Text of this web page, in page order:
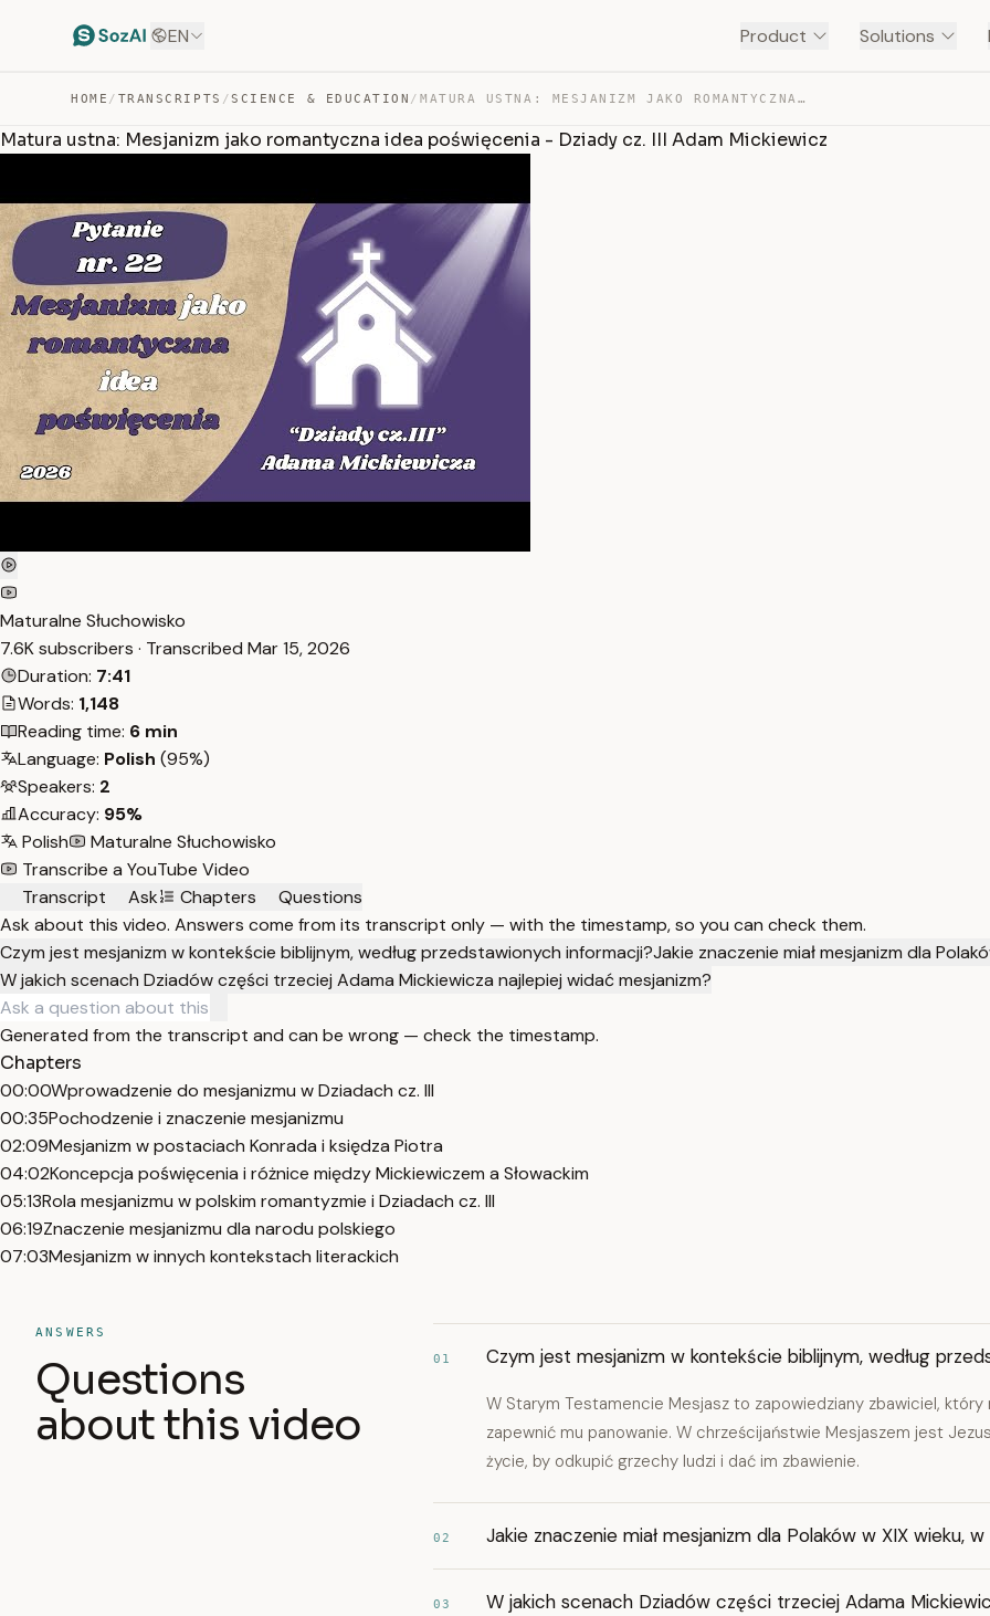
EN Product Solutions
HOME / TRANSCRIPTS /SCIENCE & EDUCATION / MATURA USTNA: MESJANIZM JAKO ROMANTYCZNA IDEA POŚWIĘCEN… — TRANSCRIPT
Matura ustna: Mesjanizm jako romantyczna idea poświęcenia - Dziady cz. III Adam Mickiewicz
Maturalne Słuchowisko
7.6K subscribers · Transcribed Mar 15, 2026
Duration: 7:41
Words: 1,148
Reading time: 6 min
Language: Polish (95%)
Speakers: 2
Accuracy: 95%
Polish
Maturalne Słuchowisko
Transcribe a YouTube Video
Transcript
Ask Chapters
Questions
Ask about this video. Answers come from its transcript only — with the timestamp, so you can check them.
Czym jest mesjanizm w kontekście biblijnym, według przedstawionych informacji?Jakie znaczenie miał mesjanizm dla
W jakich scenach Dziadów części trzeciej Adama Mickiewicza najlepiej widać mesjanizm?
Generated from the transcript and can be wrong — check the timestamp.
Chapters
00:00Wprowadzenie do mesjanizmu w Dziadach cz. III
00:35Pochodzenie i znaczenie mesjanizmu
02:09Mesjanizm w postaciach Konrada i księdza Piotra
04:02Koncepcja poświęcenia i różnice między Mickiewiczem a Słowackim
05:13Rola mesjanizmu w polskim romantyzmie i Dziadach cz. III
06:19Znaczenie mesjanizmu dla narodu polskiego
07:03Mesjanizm w innych kontekstach literackich
ANSWERS
Questions
about this video
01 Czym jest mesjanizm w kontekście biblijnym, według
W Starym Testamencie Mesjasz to zapowiedziany zbawiciel, który
zapewnić mu panowanie. W chrześcijaństwie Mesjaszem jest
życie, by odkupić grzechy ludzi i dać im zbawienie.
02 Jakie znaczenie miał mesjanizm dla Polaków w XIX wieku,
03 W jakich scenach Dziadów części trzeciej Adama